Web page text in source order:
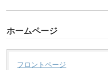
ホームページ
フロントページ